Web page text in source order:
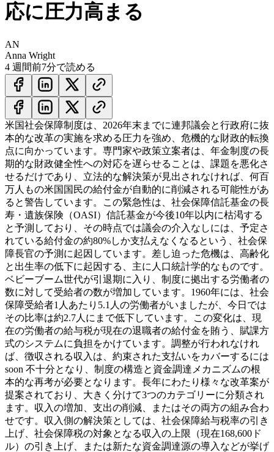
応に圧力高まる
AN
Anna Wright
4 週間前7分で読める
米国社会保障制度は、2026年末までに連邦議会と行政府に抜
本的な改革の実施を求める圧力を強め、危機的な財政的転換
点に向かっています。専門家や政策立案者は、年金制度の長
期的な財政健全性への対応を遅らせることは、課題を悪化さ
せるだけであり、立法的な解決策が見出されなければ、何百
万人もの米国国民の給付金が自動的に削減される可能性があ
ると警告しています。この緊急性は、社会保障信託基金の長
寿・遺族保険（OASI）信託基金が今後10年以内に枯渇する
と予測しており、その時点では議会の介入なしには、予定さ
れている給付金の約80%しか支払えなくなるという、社会保
障長官の予測に起因しています。 差し迫った危機は、高齢化
と出生率の低下に起因する、主に人口統計学的なものです。
ベビーブーム世代が引退期に入り、制度に拠出する労働者の
数に対して受給者の数が増加しています。1960年には、社会
保障受給者1人あたり5.1人の労働者がいましたが、今日では
その比率は約2.7人にまで低下しています。この変化は、現
在の労働者の給与税が現在の退職者の給付金を賄う、賦課方
式のシステムに負担をかけています。調整が行われなけれ
ば、徴収される収入は、約束された支払いをカバーするには
soon 不十分となり、制度の構造と資金調達メカニズムの根
本的な再考が必要となります。 長年にわたり様々な改革案が
提案されており、大きく分けて3つのカテゴリーに分類され
ます。収入の増加、支出の削減、またはその両方の組み合わ
せです。収入側の解決策としては、社会保障給与税率の引き
上げ、社会保障税の対象となる収入の上限（現在168,600ド
ル）の引き上げ、または新たな資金調達源の導入などが挙げ